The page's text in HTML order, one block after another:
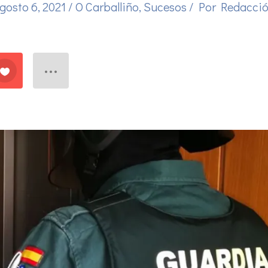
6, 2021 /O Carballiño, Sucesos / Por